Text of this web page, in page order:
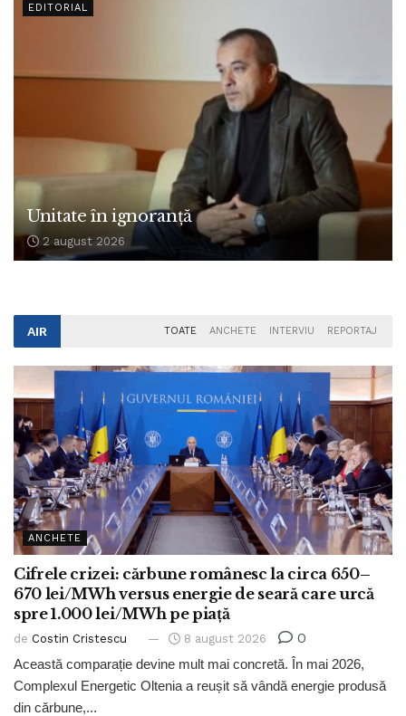
EDITORIAL
Unitate în ignoranță
2 august 2026
AIR TOATE ANCHETE INTERVIU REPORTAJ
ANCHETE
Cifrele crizei: cărbune românesc la circa 650–
670 lei/MWh versus energie de seară care urcă
spre 1.000 lei/MWh pe piață
de Costin Cristescu 8 august 2026 0
Această comparație devine mult mai concretă. În mai 2026,
Complexul Energetic Oltenia a reușit să vândă energie produsă
din cărbune,...